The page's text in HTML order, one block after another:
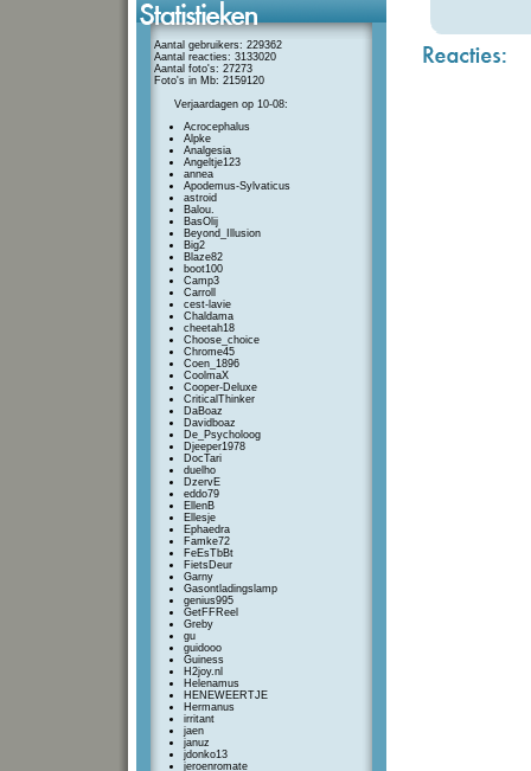
Aantal gebruikers: 229362
Aantal reacties: 3133020
Aantal foto's: 27273
Foto's in Mb: 2159120
Verjaardagen op 10-08:
Acrocephalus
Alpke
Analgesia
Angeltje123
annea
Apodemus-Sylvaticus
astroid
Balou.
BasOlij
Beyond_Illusion
Big2
Blaze82
boot100
Camp3
Carroll
cest-lavie
Chaldama
cheetah18
Choose_choice
Chrome45
Coen_1896
CoolmaX
Cooper-Deluxe
CriticalThinker
DaBoaz
Davidboaz
De_Psycholoog
Djeeper1978
DocTari
duelho
DzervE
eddo79
EllenB
Ellesje
Ephaedra
Famke72
FeEsTbBt
FietsDeur
Garny
Gasontladingslamp
genius995
GetFFReel
Greby
gu
guidooo
Guiness
H2joy.nl
Helenamus
HENEWEERTJE
Hermanus
irritant
jaen
januz
jdonko13
jeroenromate